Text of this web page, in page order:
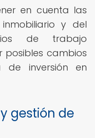
en cuenta las
y del
de trabajo
cambios
inversión en
gestión de